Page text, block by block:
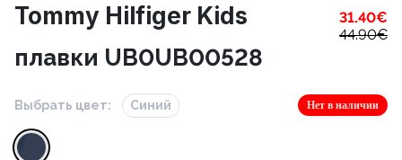
Tommy Hilfiger Kids 31.40€
44.90€
плавки UB0UB00528
Выбрать цвет: Синий Нет в наличии